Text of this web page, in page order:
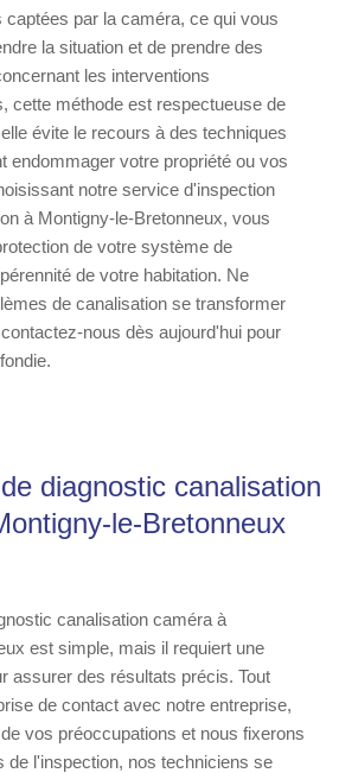
par la caméra, ce qui vous
la situation et de prendre des
les interventions
cette méthode est respectueuse de
évite le recours à des techniques
endommager votre propriété ou vos
notre service d'inspection
à Montigny-le-Bretonneux, vous
de votre système de
de votre habitation. Ne
de canalisation se transformer
nous dès aujourd'hui pour
diagnostic canalisation
le-Bretonneux
canalisation caméra à
est simple, mais il requiert une
assurer des résultats précis. Tout
de contact avec notre entreprise,
vos préoccupations et nous fixerons
de l'inspection, nos techniciens se